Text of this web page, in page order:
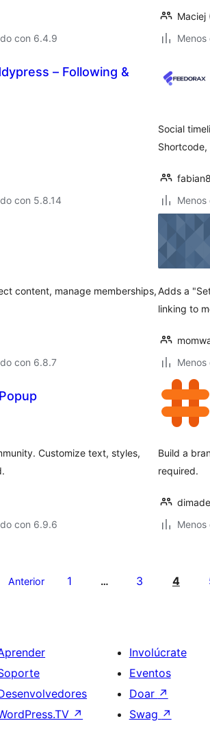
con 6.4.9
Maciej
– Following &
con 5.8.14
Social
Shortcode,
content, manage memberships,
con 6.8.7
Adds a
linking to
Customize text, styles,
con 6.9.6
Build a
required.
Anterior 1 … 3 4
↗
Involúcrate
Eventos
Doar ↗
Swag ↗